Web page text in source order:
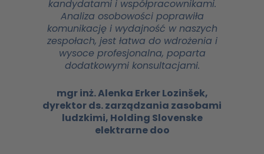
kandydatami i współpracownikami.
Analiza osobowości poprawiła
komunikację i wydajność w naszych
zespołach, jest łatwa do wdrożenia i
wysoce profesjonalna, poparta
dodatkowymi konsultacjami.
mgr inż. Alenka Erker Lozinšek,
dyrektor ds. zarządzania zasobami
ludzkimi, Holding Slovenske
elektrarne doo